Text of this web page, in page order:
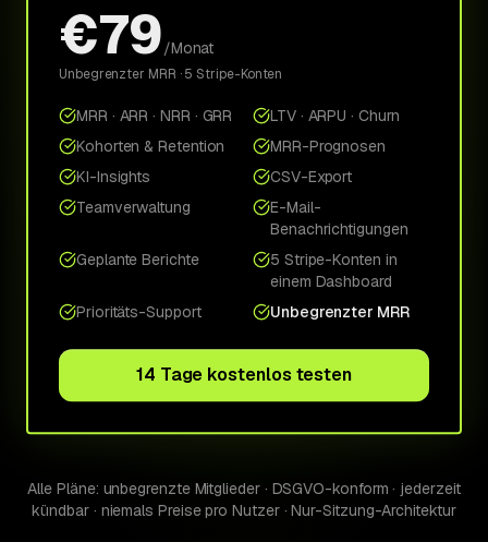
€79/Monat
Unbegrenzter MRR · 5 Stripe-Konten
MRR · ARR · NRR · GRR
LTV · ARPU · Churn
Kohorten & Retention
MRR-Prognosen
KI-Insights
CSV-Export
Teamverwaltung
E-Mail-
Benachrichtigungen
Geplante Berichte
5 Stripe-Konten in
einem Dashboard
Prioritäts-Support
Unbegrenzter MRR
14 Tage kostenlos testen
Alle Pläne: unbegrenzte Mitglieder · DSGVO-konform · jederzeit
kündbar · niemals Preise pro Nutzer · Nur-Sitzung-Architektur